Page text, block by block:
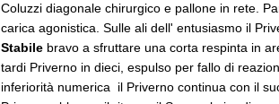
Coluzzi diagonale chirurgico e pallone in rete.
carica agonistica. Sulle ali dell' entusiasmo il
Stabile bravo a sfruttare una corta respinta in
tardi Priverno in dieci, espulso per fallo di
inferiorità numerica il Priverno continua con il